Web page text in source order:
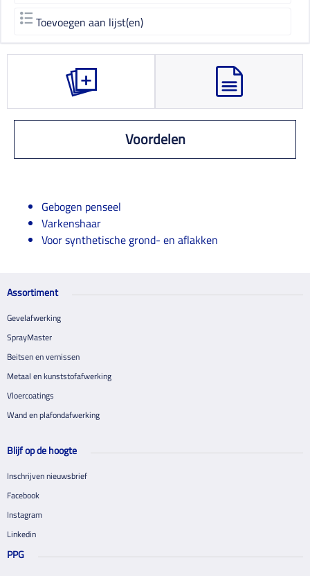
Toevoegen aan lijst(en)
Voordelen
Gebogen penseel
Varkenshaar
Voor synthetische grond- en aflakken
Assortiment
Gevelafwerking
SprayMaster
Beitsen en vernissen
Metaal en kunststofafwerking
Vloercoatings
Wand en plafondafwerking
Blijf op de hoogte
Inschrijven nieuwsbrief
Facebook
Instagram
Linkedin
PPG